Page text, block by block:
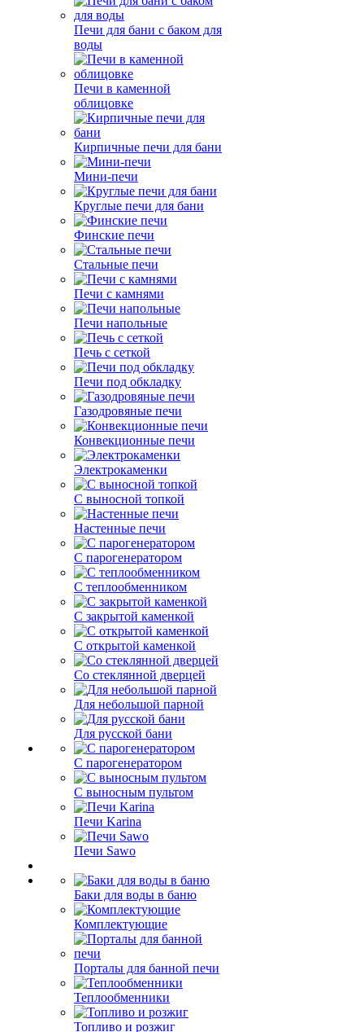
Печи для бани с баком для
воды
Печи в каменной
облицовке
Кирпичные печи для бани
Мини-печи
Круглые печи для бани
Финские печи
Стальные печи
Печи с камнями
Печи напольные
Печь с сеткой
Печи под обкладку
Газодровяные печи
Конвекционные печи
Электрокаменки
С выносной топкой
Настенные печи
С парогенератором
С теплообменником
С закрытой каменкой
С открытой каменкой
Со стеклянной дверцей
Для небольшой парной
Для русской бани
С парогенератором
С выносным пультом
Печи Karina
Печи Sawo
Баки для воды в баню
Комплектующие
Порталы для банной печи
Теплообменники
Топливо и розжиг